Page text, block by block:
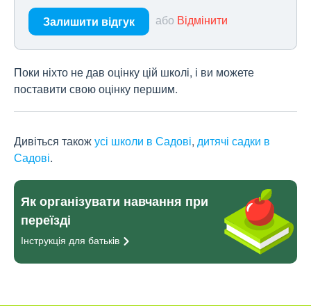
Залишити відгук або Відмінити
Поки ніхто не дав оцінку цій школі, і ви можете
поставити свою оцінку першим.
Дивіться такожусі школи в Садові, дитячі садки в
Садові.
Як організувати навчання при
переїзді
Інструкція для батьків